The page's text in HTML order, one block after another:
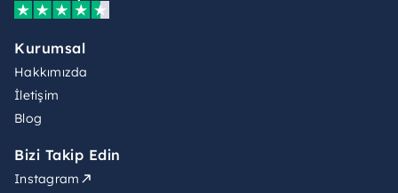
Kurumsal
Hakkımızda
İletişim
Blog
Bizi Takip Edin
Instagram